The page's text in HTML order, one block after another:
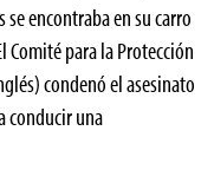
encontraba en su carro
Comité para la Protección
condenó el asesinato
conducir una